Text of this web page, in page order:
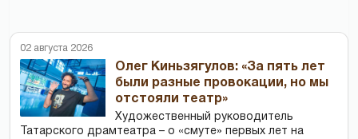
02 августа 2026
Олег Киньзягулов: «За пять лет
были разные провокации, но мы
отстояли театр»
Художественный руководитель
Татарского драмтеатра – о «смуте» первых лет на